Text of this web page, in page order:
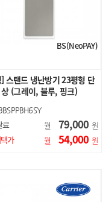
BS(NeoPAY)
스탠드 냉난방기 23평형 단
상 (그레이, 블루, 핑크)
료 월 79,000 원
가
월 54,000 원